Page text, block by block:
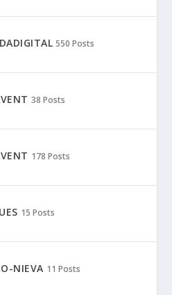
550 Posts
38 Posts
178 Posts
15 Posts
NIEVA 11 Posts